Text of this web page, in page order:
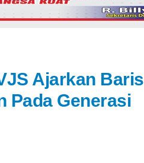
Ajarkan Baris
Pada Generasi